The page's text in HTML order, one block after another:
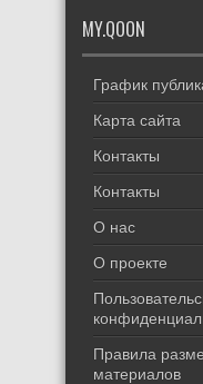
MY.QOON
График
Карта сайта
Контакты
Контакты
О нас
О проекте
Правила
материалов